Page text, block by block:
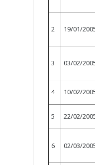
2 19/01/
3 03/02/
4 10/02/
5 22/02/
6 02/03/